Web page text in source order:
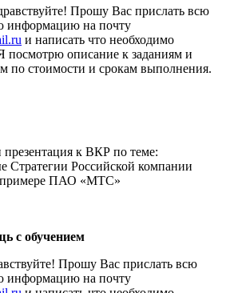
Прошу Вас прислать всю
информацию на почту
и написать что необходимо
посмотрю описание к заданиям и
по стоимости и срокам выполнения.
презентация к ВКР по теме:
Стратегии Российской компании
примере ПАО «МТС»
с обучением
Прошу Вас прислать всю
информацию на почту